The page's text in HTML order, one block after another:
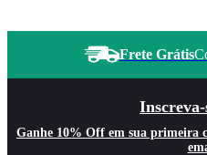
Frete Grátis
Ganhe 10% Off em sua primeira